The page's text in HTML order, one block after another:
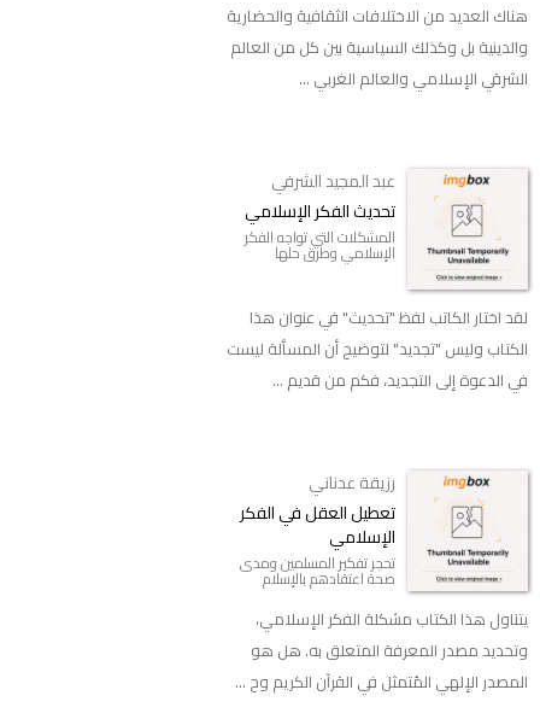
هناك العديد من الاختلافات الثقافية والحضارية
والدينية بل وكذلك السياسية بين كل من العالم
الشرقي الإسلامي والعالم الغربي ...
عبد المجيد الشرفي
تحديث الفكر الإسلامي
المشكلات التي تواجه الفكر
الإسلامي وطرق حلها
لقد اختار الكاتب لفظ "تحديث" في عنوان هذا
الكتاب وليس "تجديد" لتوضيح أن المسألة ليست
في الدعوة إلى التجديد، فكم من قديم ...
رزيقة عدناني
تعطيل العقل في الفكر
الإسلامي
تحجر تفكير المسلمين ومدى
صحة اعتقادهم بالإسلام
يتناول هذا الكتاب مشكلة الفكر الإسلامي،
وتحديد مصدر المعرفة المتعلق به. هل هو
المصدر الإلهي المُتمثل في القرآن الكريم وح ...